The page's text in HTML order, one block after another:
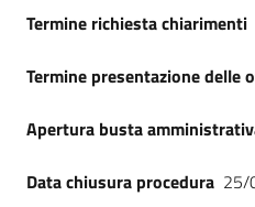
su
Termine richiesta chiarimenti
Termine presentazione delle
Apertura busta
Data chiusura procedura 25/